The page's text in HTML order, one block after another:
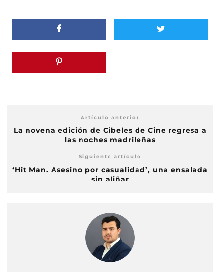
Artículo anterior
La novena edición de Cibeles de Cine regresa a
las noches madrileñas
Siguiente artículo
‘Hit Man. Asesino por casualidad’, una ensalada
sin aliñar